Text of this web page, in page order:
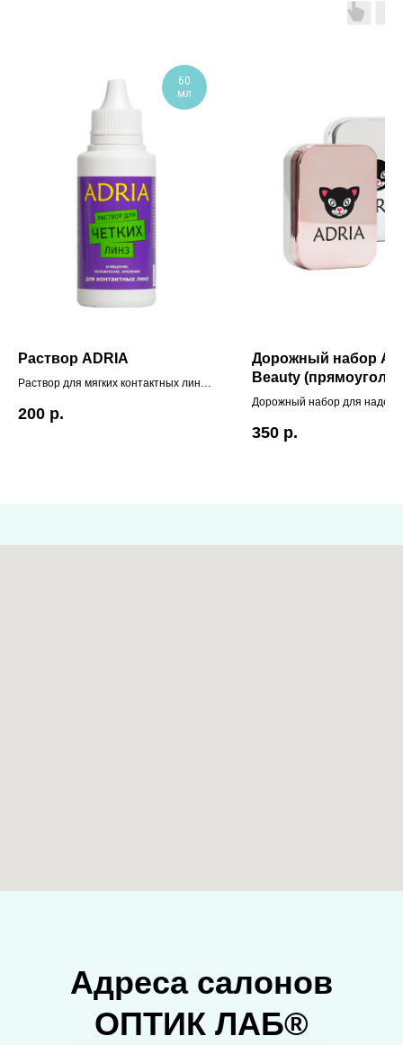
60
мл
Раствор ADRIA
Раствор для мягких контактных линз.
Страна-изготовитель: Россия
200 р.
Дорожный набор
Beauty
Дорожный набор для
350 р.
Адреса салонов
ОПТИК ЛАБ®